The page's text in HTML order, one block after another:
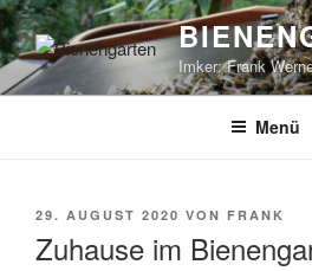
Zum
Inhalt
springen
Imker: Frank
Menü
VERÖFFENTLICHT
29. AUGUST 2020 VON FRANK
Zuhause im